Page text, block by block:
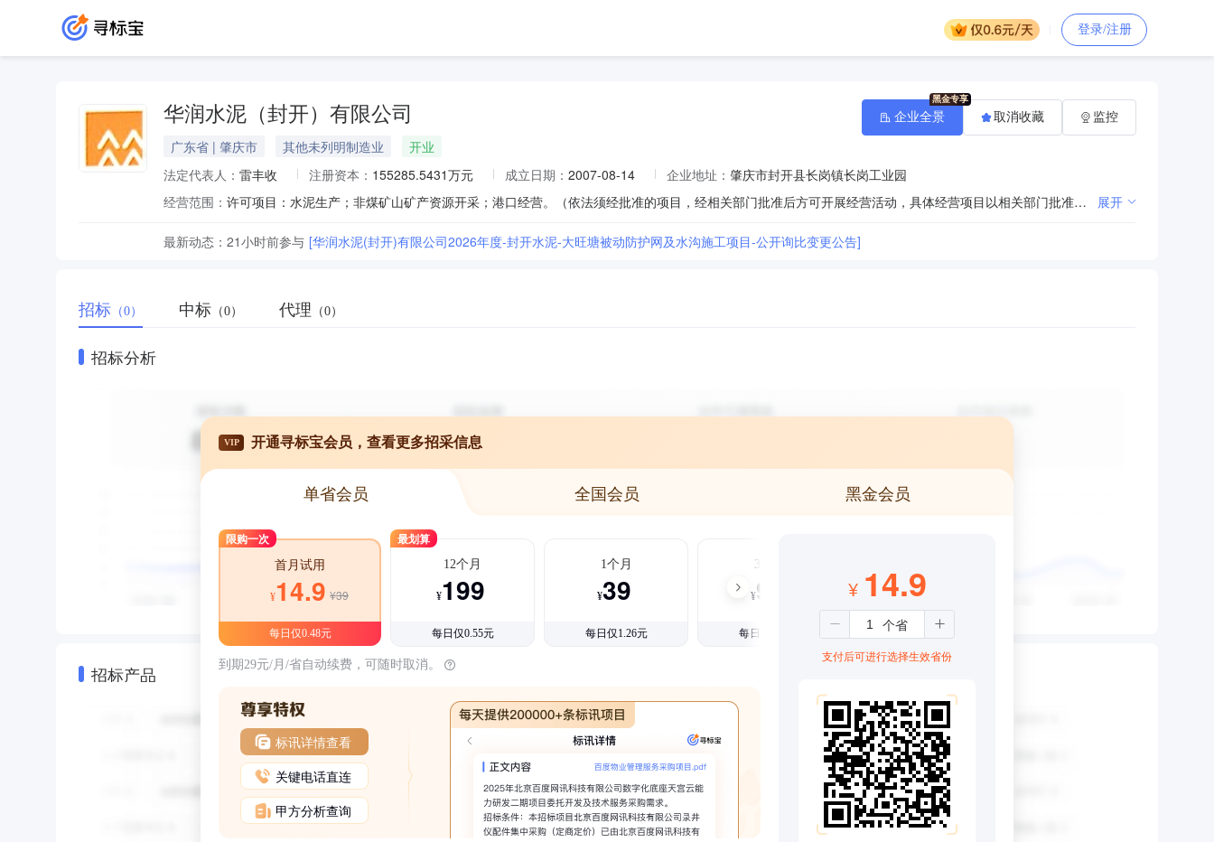
登录/注册
华润水泥（封开）有限公司
广东省 | 肇庆市 其他未列明制造业
开业
法定代表人： 雷丰收 注册资本： 155285.5431万元 成立日期： 2007-08-14 企业地址： 肇庆市封开县长岗镇长岗工业园
经营范围：
许可项目：水泥生产；非煤矿山矿产资源开采；港口经营。（依法须经批准的项目，经相关部门批准后方可开展经营活动，具体经营项目以相关部门批准文件或许可证件为准） 一般项目：建筑材料销售；水泥制品销售；水泥制品制造；专用化学产品销售（不含危险化学品）；专用化学产品制造（不含危险化学品）；砼结构构件制造；砼结构构件销售；非金属矿物制品制造；非金属矿及制品销售；新型建筑材料制造（不含危险化学品）；技术服务、技术开发、技术咨询、技术交流、技术转让、技术推广；普通机械设备安装服务；土石方工程施工；装卸搬运；港口货物装卸搬运活动；货物或技术进出口（国家禁止或涉及行政审批的货物和技术进出口除外）；互联网销售（除销售需要许可的商品）；普通货物仓储服务（不含危险化学品等需许可审批的项目）；轻质建筑材料制造；轻质建筑材料销售；建筑砌块制造；建筑砌块销售。（除依法须经批准的项目外，凭营业执照依法自主开展经营活动） 【以上项目不涉及外商投资准入特别管理措施】 展开
最新动态： 21小时前参与 [华润水泥(封开)有限公司2026年度-封开水泥-大旺塘被动防护网及水沟施工项目-公开询比变更公告]
企业全景 取消收藏 监控
招标 （0） 中标 （0） 代理 （0）
招标分析
招标产品
VIP 开通寻标宝会员，查看更多招采信息
单省会员 全国会员 黑金会员
限购一次
首月试用
¥14.9 ¥39
每日仅0.48元
最划算
12个月
¥199
每日仅0.55元
1个月
¥39
每日仅1.26元
3个月
¥99
每日仅1.08元
到期29元/月/省自动续费，可随时取消。
标讯详情查看
关键电话直连
甲方分析查询
¥ 14.9
支付后可进行选择生效省份